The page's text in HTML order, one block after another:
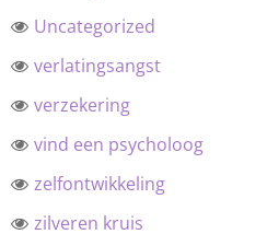
Uncategorized
verlatingsangst
verzekering
vind een psycholoog
zelfontwikkeling
zilveren kruis